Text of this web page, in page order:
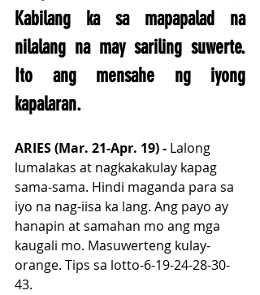
Kabilang ka sa mapapalad na
nilalang na may sariling suwerte.
Ito ang mensahe ng iyong
kapalaran.
ARIES (Mar. 21-Apr. 19) - Lalong
lumalakas at nagkakakulay kapag
sama-sama. Hindi maganda para sa
iyo na nag-iisa ka lang. Ang payo ay
hanapin at samahan mo ang mga
kaugali mo. Masuwerteng kulay-
orange. Tips sa lotto-6-19-24-28-30-
43.